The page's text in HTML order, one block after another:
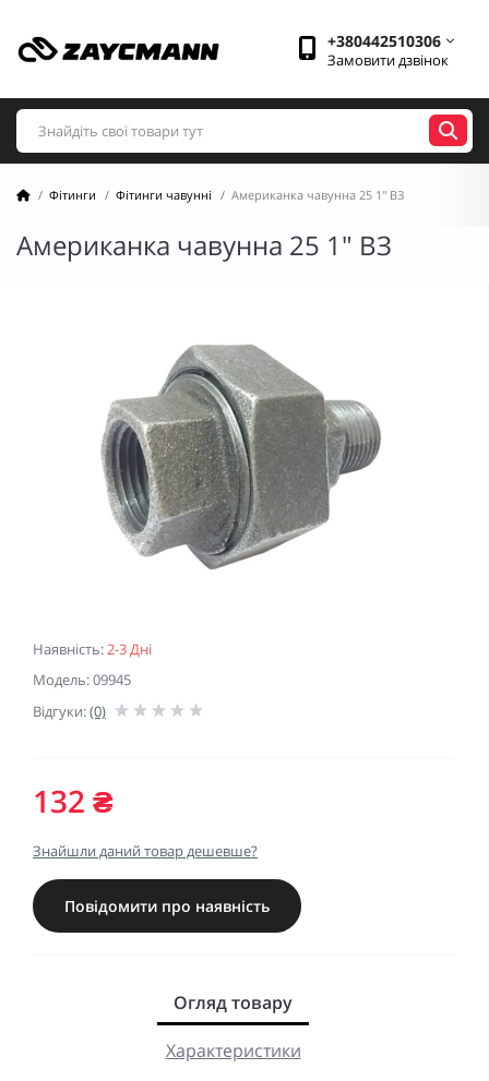
+380442510306
Замовити дзвінок
Фітинги Фітинги чавунні Американка чавунна 25 1" ВЗ
Американка чавунна 25 1" ВЗ
Наявність:2-3 Дні
Модель: 09945
Відгуки:(0)
132 ₴
Знайшли даний товар дешевше?
Повідомити про наявність
Огляд товару
Характеристики